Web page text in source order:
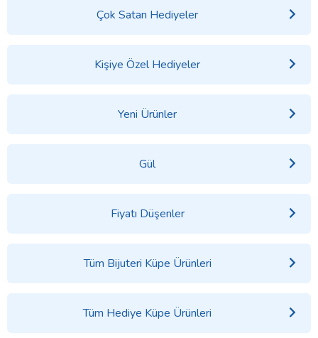
Çok Satan Hediyeler
Kişiye Özel Hediyeler
Yeni Ürünler
Gül
Fiyatı Düşenler
Tüm Bijuteri Küpe Ürünleri
Tüm Hediye Küpe Ürünleri